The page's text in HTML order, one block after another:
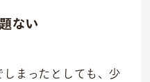
ない
まったとしても、少